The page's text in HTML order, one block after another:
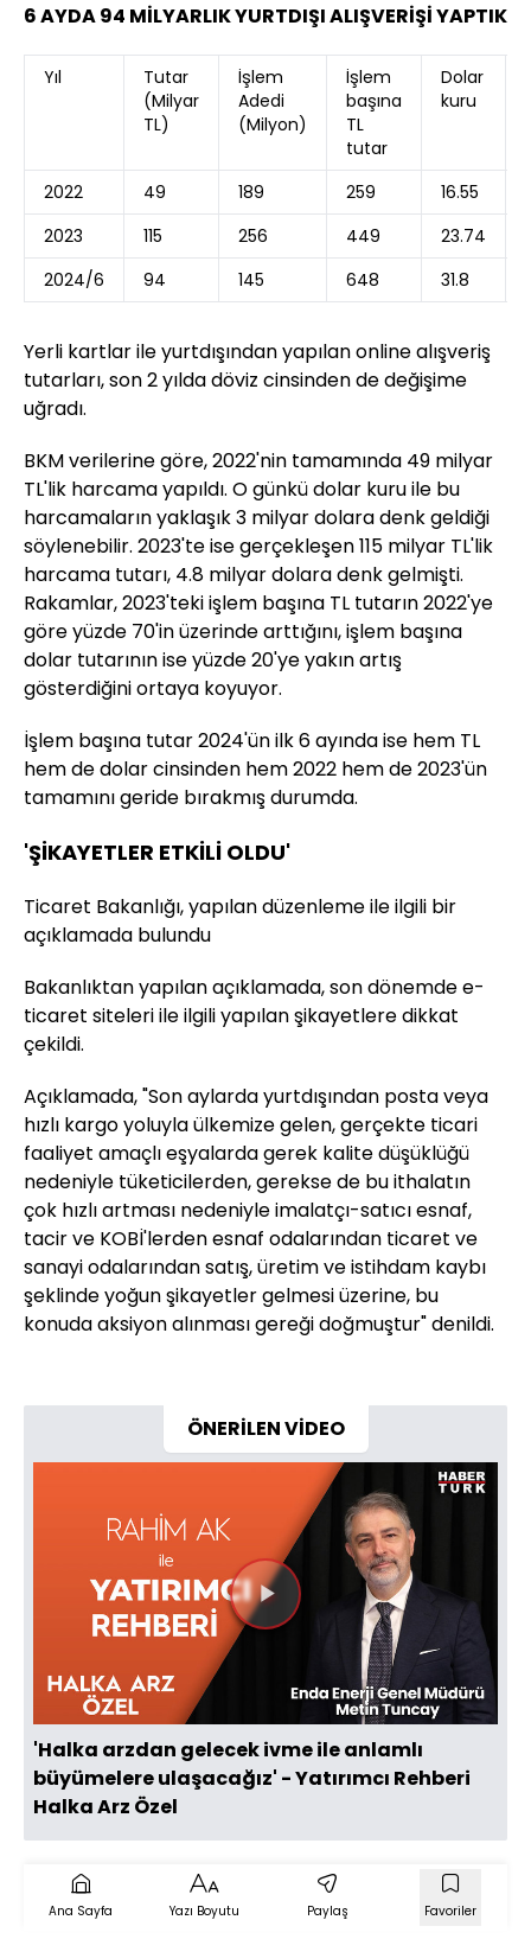
6 AYDA 94 MİLYARLIK YURTDIŞI ALIŞVERİŞİ YAPTIK
Yıl
Tutar
(Milyar
TL)
İşlem
Adedi
(Milyon)
İşlem
başına
TL
tutar
Dolar
kuru
2022
49 189 259 16.55
2023
115 256 449 23.74
2024/6
94 145 648 31.8
Yerli kartlar ile yurtdışından yapılan online alışveriş
tutarları, son 2 yılda döviz cinsinden de değişime
uğradı.
BKM verilerine göre, 2022'nin tamamında 49 milyar
TL'lik harcama yapıldı. O günkü dolar kuru ile bu
harcamaların yaklaşık 3 milyar dolara denk geldiği
söylenebilir. 2023'te ise gerçekleşen 115 milyar TL'lik
harcama tutarı, 4.8 milyar dolara denk gelmişti.
Rakamlar, 2023'teki işlem başına TL tutarın 2022'ye
göre yüzde 70'in üzerinde arttığını, işlem başına
dolar tutarının ise yüzde 20'ye yakın artış
gösterdiğini ortaya koyuyor.
İşlem başına tutar 2024'ün ilk 6 ayında ise hem TL
hem de dolar cinsinden hem 2022 hem de 2023'ün
tamamını geride bırakmış durumda.
'ŞİKAYETLER ETKİLİ OLDU'
Ticaret Bakanlığı, yapılan düzenleme ile ilgili bir
açıklamada bulundu
Bakanlıktan yapılan açıklamada, son dönemde e-
ticaret siteleri ile ilgili yapılan şikayetlere dikkat
çekildi.
Açıklamada, "Son aylarda yurtdışından posta veya
hızlı kargo yoluyla ülkemize gelen, gerçekte ticari
faaliyet amaçlı eşyalarda gerek kalite düşüklüğü
nedeniyle tüketicilerden, gerekse de bu ithalatın
çok hızlı artması nedeniyle imalatçı-satıcı esnaf,
tacir ve KOBİ'lerden esnaf odalarından ticaret ve
sanayi odalarından satış, üretim ve istihdam kaybı
şeklinde yoğun şikayetler gelmesi üzerine, bu
konuda aksiyon alınması gereği doğmuştur" denildi.
ÖNERİLEN VİDEO
Videoyu
'Halka arzdan gelecek ivme ile anlamlı
büyümelere ulaşacağız' - Yatırımcı Rehberi
Halka Arz Özel
Ana Sayfa Yazı Boyutu Paylaş Favoriler